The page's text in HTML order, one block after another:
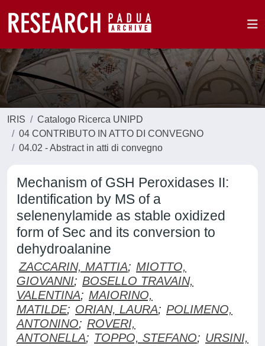
IRIS
Catalogo Ricerca UNIPD
04 CONTRIBUTO IN ATTO DI CONVEGNO
04.02 - Abstract in atti di convegno
Mechanism of GSH Peroxidases II:
Identification by MS of a
selenenylamide as stable oxidized
form of Sec and its conversion to
dehydroalanine
ZACCARIN, MATTIA; MIOTTO,
GIOVANNI; BOSELLO TRAVAIN,
VALENTINA; MAIORINO,
MATILDE; ORIAN, LAURA; POLIMENO,
ANTONINO; ROVERI,
ANTONELLA; TOPPO, STEFANO; URSINI,